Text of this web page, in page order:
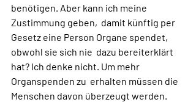
benötigen. Aber kann ich meine
Zustimmung geben,  damit künftig per
Gesetz eine Person Organe spendet,
obwohl sie sich nie  dazu bereiterklärt
hat? Ich denke nicht. Um mehr
Organspenden zu  erhalten müssen die
Menschen davon überzeugt werden.